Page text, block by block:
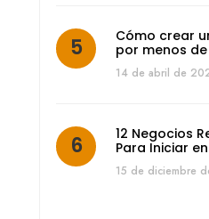
Cómo crear
por menos
14 de abril de
12 Negocios
Para Iniciar
15 de diciembre